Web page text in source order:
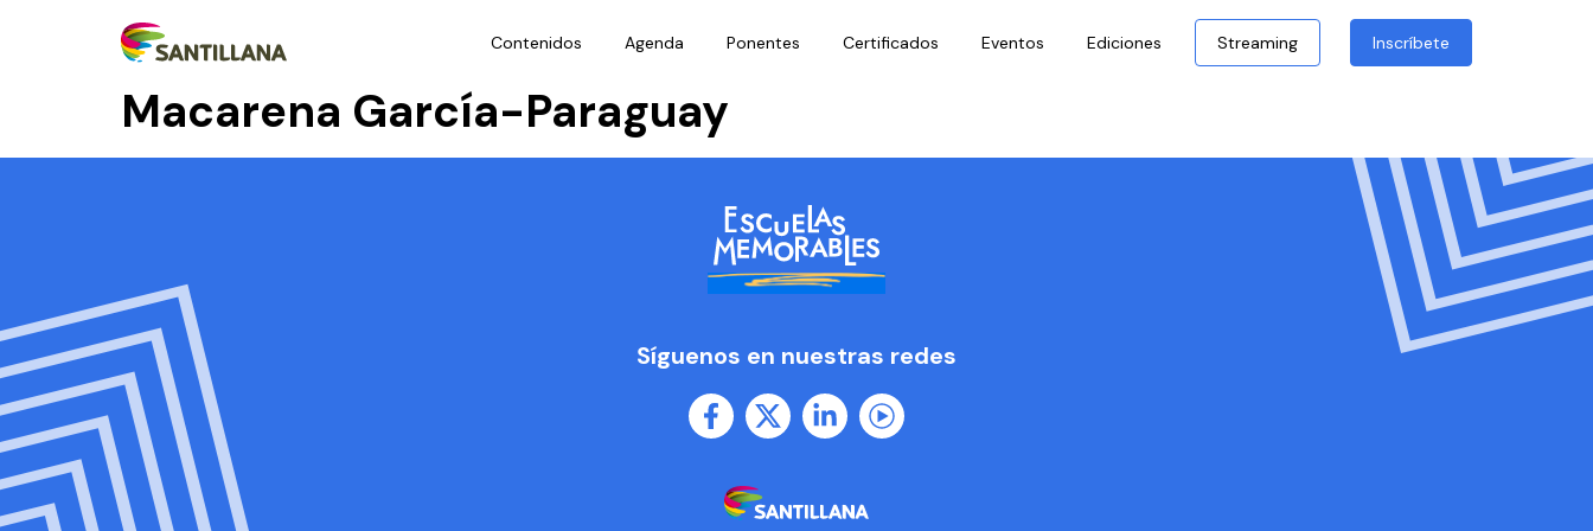
Contenidos Agenda Ponentes Certificados Eventos Ediciones Streaming Inscríbete
Macarena García-Paraguay
Síguenos en nuestras redes